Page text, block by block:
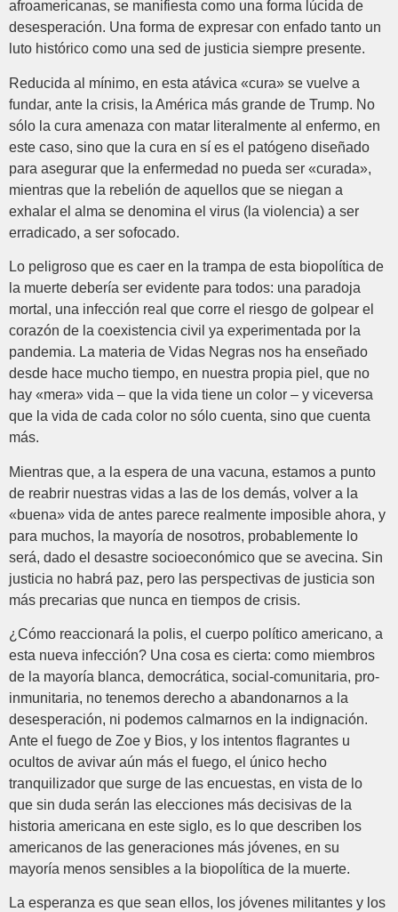
afroamericanas, se manifiesta como una forma lúcida de
desesperación. Una forma de expresar con enfado tanto un
luto histórico como una sed de justicia siempre presente.
Reducida al mínimo, en esta atávica «cura» se vuelve a
fundar, ante la crisis, la América más grande de Trump. No
sólo la cura amenaza con matar literalmente al enfermo, en
este caso, sino que la cura en sí es el patógeno diseñado
para asegurar que la enfermedad no pueda ser «curada»,
mientras que la rebelión de aquellos que se niegan a
exhalar el alma se denomina el virus (la violencia) a ser
erradicado, a ser sofocado.
Lo peligroso que es caer en la trampa de esta biopolítica de
la muerte debería ser evidente para todos: una paradoja
mortal, una infección real que corre el riesgo de golpear el
corazón de la coexistencia civil ya experimentada por la
pandemia. La materia de Vidas Negras nos ha enseñado
desde hace mucho tiempo, en nuestra propia piel, que no
hay «mera» vida – que la vida tiene un color – y viceversa
que la vida de cada color no sólo cuenta, sino que cuenta
más.
Mientras que, a la espera de una vacuna, estamos a punto
de reabrir nuestras vidas a las de los demás, volver a la
«buena» vida de antes parece realmente imposible ahora, y
para muchos, la mayoría de nosotros, probablemente lo
será, dado el desastre socioeconómico que se avecina. Sin
justicia no habrá paz, pero las perspectivas de justicia son
más precarias que nunca en tiempos de crisis.
¿Cómo reaccionará la polis, el cuerpo político americano, a
esta nueva infección? Una cosa es cierta: como miembros
de la mayoría blanca, democrática, social-comunitaria, pro-
inmunitaria, no tenemos derecho a abandonarnos a la
desesperación, ni podemos calmarnos en la indignación.
Ante el fuego de Zoe y Bios, y los intentos flagrantes u
ocultos de avivar aún más el fuego, el único hecho
tranquilizador que surge de las encuestas, en vista de lo
que sin duda serán las elecciones más decisivas de la
historia americana en este siglo, es lo que describen los
americanos de las generaciones más jóvenes, en su
mayoría menos sensibles a la biopolítica de la muerte.
La esperanza es que sean ellos, los jóvenes militantes y los